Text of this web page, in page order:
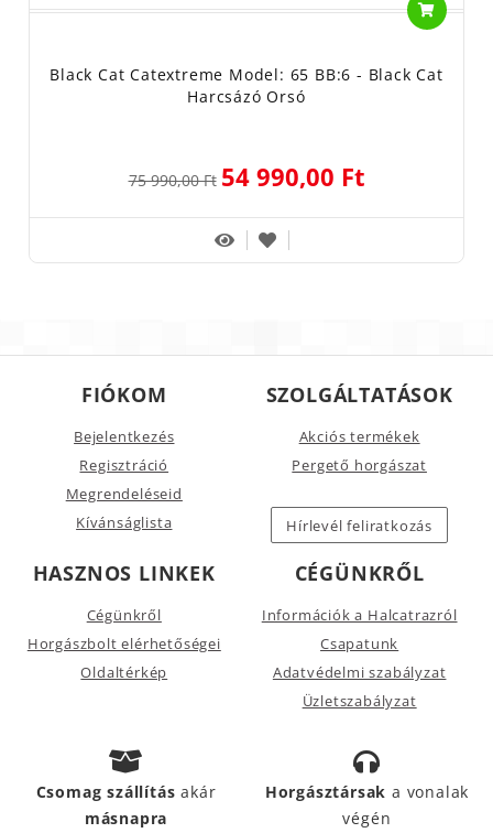
Black Cat Catextreme Model: 65 BB:6 - Black Cat
Harcsázó Orsó
75 990,00 Ft 54 990,00 Ft
FIÓKOM
Bejelentkezés
Regisztráció
Megrendeléseid
Kívánságlista
SZOLGÁLTATÁSOK
Akciós termékek
Pergető horgászat
Hírlevél feliratkozás
HASZNOS LINKEK
Cégünkről
Horgászbolt elérhetőségei
Oldaltérkép
CÉGÜNKRŐL
Információk a Halcatrazról
Csapatunk
Adatvédelmi szabályzat
Üzletszabályzat
Csomag szállításakár
másnapra
Horgásztársak a vonalak
végén